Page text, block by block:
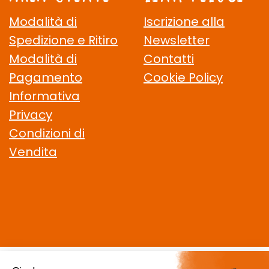
Modalità di
Spedizione e Ritiro
Modalità di
Pagamento
Informativa
Privacy
Condizioni di
Vendita
Iscrizione alla
Newsletter
Contatti
Cookie Policy